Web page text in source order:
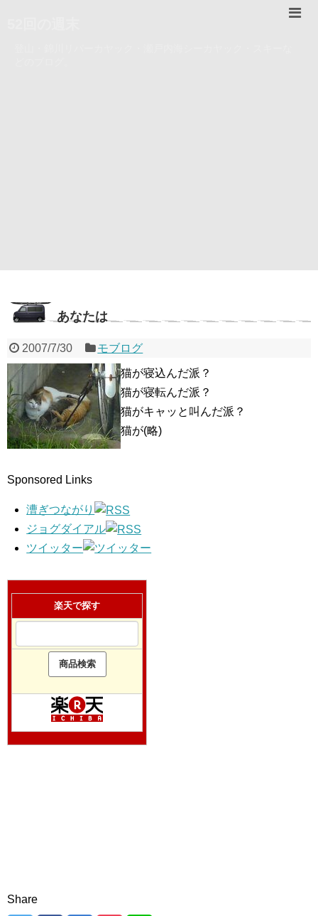
あなたは
2007/7/30 モブログ
猫が寝込んだ派？
猫が寝転んだ派？
猫がキャッと叫んだ派？
猫が(略)
Sponsored Links
漕ぎつながり
ジョグダイアル
ツイッター
楽天で探す
Share